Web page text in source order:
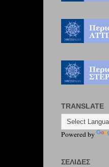
TRANSLATE
Powered by
ΣΕΛΊΔΕΣ